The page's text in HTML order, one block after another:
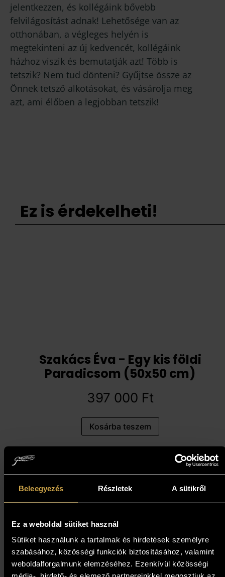
Beleegyezés Részletek A sütikről
Ez a weboldal sütiket használ
Sütiket használunk a tartalmak és hirdetések személyre
szabásához, közösségi funkciók biztosításához, valamint
weboldalforgalmunk elemzéséhez. Ezenkívül közösségi
jelentkezzen, és kollégáink bővebb
felvilágosítást adnak! Lehetősége van az
otthonában, a végleges helyén is
megtekinteni az új kedvencét, kollégáink
házhoz viszik és bemutatják azt! Több is
tetszik? Nem tud dönteni? Gyűjtse össze az
Önnek tetsző alkotásokat, és vásárolja meg
azt, ami élőben a legjobban tetszik!
Ez is érdekelheti!
Szakács Éva - Egy kis földi
Paradicsom (50x50 cm)
397 000 Ft
Kosárba teszem
Pálfy Putyu - Kérészek tánca